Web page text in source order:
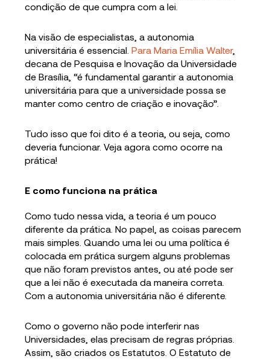
condição de que cumpra com a lei.
Na visão de especialistas, a autonomia
universitária é essencial.Para Maria Emília Walter,
decana de Pesquisa e Inovação da Universidade
de Brasília, “é fundamental garantir a autonomia
universitária para que a universidade possa se
manter como centro de criação e inovação”.
Tudo isso que foi dito é a teoria, ou seja, como
deveria funcionar. Veja agora como ocorre na
prática!
E como funciona na prática
Como tudo nessa vida, a teoria é um pouco
diferente da prática. No papel, as coisas parecem
mais simples. Quando uma lei ou uma política é
colocada em prática surgem alguns problemas
que não foram previstos antes, ou até pode ser
que a lei não é executada da maneira correta.
Com a autonomia universitária não é diferente.
Como o governo não pode interferir nas
Universidades, elas precisam de regras próprias.
Assim, são criados os Estatutos. O Estatuto de